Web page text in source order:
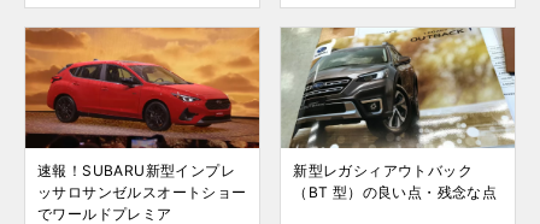
速報！SUBARU新型インプレ
ッサロサンゼルスオートショー
でワールドプレミア
新型レガシィアウトバック
（BT 型）の良い点・残念な点